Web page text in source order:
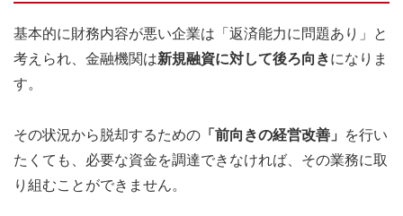
基本的に財務内容が悪い企業は「返済能力に問題あり」と
考えられ、金融機関は新規融資に対して後ろ向きになりま
す。
その状況から脱却するための 「前向きの経営改善」
を行い
たくても、必要な資金を調達できなければ、その業務に取
り組むことができません。